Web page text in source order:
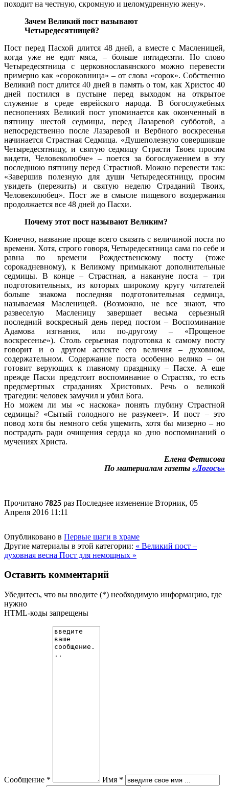
походит на честную, скромную и целомудренную жену».
Зачем Великий пост называют
Четыредесятницей?
Пост перед Пасхой длится 48 дней, а вместе с Масленицей,
когда уже не едят мяса, – больше пятидесяти. Но слово
Четыредесятница с церковнославянского можно перевести
примерно как «сороковница» – от слова «сорок». Собственно
Великий пост длится 40 дней в память о том, как Христос 40
дней постился в пустыне перед выходом на открытое
служение в среде еврейского народа. В богослужебных
песнопениях Великий пост упоминается как оконченный в
пятницу шестой седмицы, перед Лазаревой субботой, а
непосредственно после Лазаревой и Вербного воскресенья
начинается Страстная Седмица. «Душеполезную совершивше
Четыредесятницу, и святую седмицу Страсти Твоея просим
видети, Человеколюбче» – поется за богослужением в эту
последнюю пятницу перед Страстной. Можно перевести так:
«Завершив полезную для души Четыредесятницу, просим
увидеть (пережить) и святую неделю Страданий Твоих,
Человеколюбец». Пост же в смысле пищевого воздержания
продолжается все 48 дней до Пасхи.
Почему этот пост называют Великим?
Конечно, название проще всего связать с величиной поста по
времени. Хотя, строго говоря, Четыредесятница сама по себе и
равна по времени Рождественскому посту (тоже
сорокадневному), к Великому примыкают дополнительные
седмицы. В конце – Страстная, а накануне поста – три
подготовительных, из которых широкому кругу читателей
больше знакома последняя подготовительная седмица,
называемая Масленицей. (Возможно, не все знают, что
развеселую Масленицу завершает весьма серьезный
последний воскресный день перед постом – Воспоминание
Адамова изгнания, или по-другому – «Прощеное
воскресенье»). Столь серьезная подготовка к самому посту
говорит и о другом аспекте его величия – духовном,
содержательном. Содержание поста особенно велико – он
готовит верующих к главному празднику – Пасхе. А еще
прежде Пасхи предстоит воспоминание о Страстях, то есть
предсмертных страданиях Христовых. Речь о великой
трагедии: человек замучил и убил Бога.
Но можем ли мы «с наскока» понять глубину Страстной
седмицы? «Сытый голодного не разумеет». И пост – это
повод хотя бы немного себя ущемить, хотя бы мизерно – но
пострадать ради очищения сердца ко дню воспоминаний о
мучениях Христа.
Елена Фетисова
По материалам газеты «Логосъ»
Прочитано 7825 раз Последнее изменение Вторник, 05
Апреля 2016 11:11
Опубликовано в Первые шаги в храме
Другие материалы в этой категории: « Великий пост –
духовная весна Пост для немощных »
Оставить комментарий
Убедитесь, что вы вводите (*) необходимую информацию, где
нужно
HTML-коды запрещены
Сообщение *
Имя *